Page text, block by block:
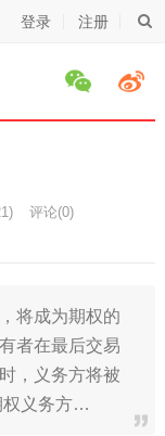
登录 注册
评论(0)
将成为期权的
者在最后交易
，义务方将被
权义务方…